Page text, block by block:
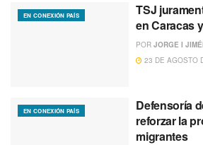
EN CONEXIÓN PAÍS
TSJ
en Caracas
POR JORGE I
23 DE AGOSTO
EN CONEXIÓN PAÍS
Defensoría
reforzar la
migrantes